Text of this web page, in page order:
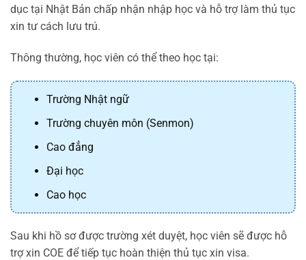
dục tại Nhật Bản chấp nhận nhập học và hỗ trợ làm thủ tục
xin tư cách lưu trú.
Thông thường, học viên có thể theo học tại:
Trường Nhật ngữ
Trường chuyên môn (Senmon)
Cao đẳng
Đại học
Cao học
Sau khi hồ sơ được trường xét duyệt, học viên sẽ được hỗ
trợ xin COE để tiếp tục hoàn thiện thủ tục xin visa.